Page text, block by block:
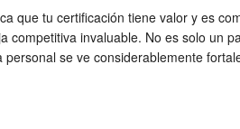
que tu certificación tiene valor y es
invaluable. No es solo
se ve considerablemente